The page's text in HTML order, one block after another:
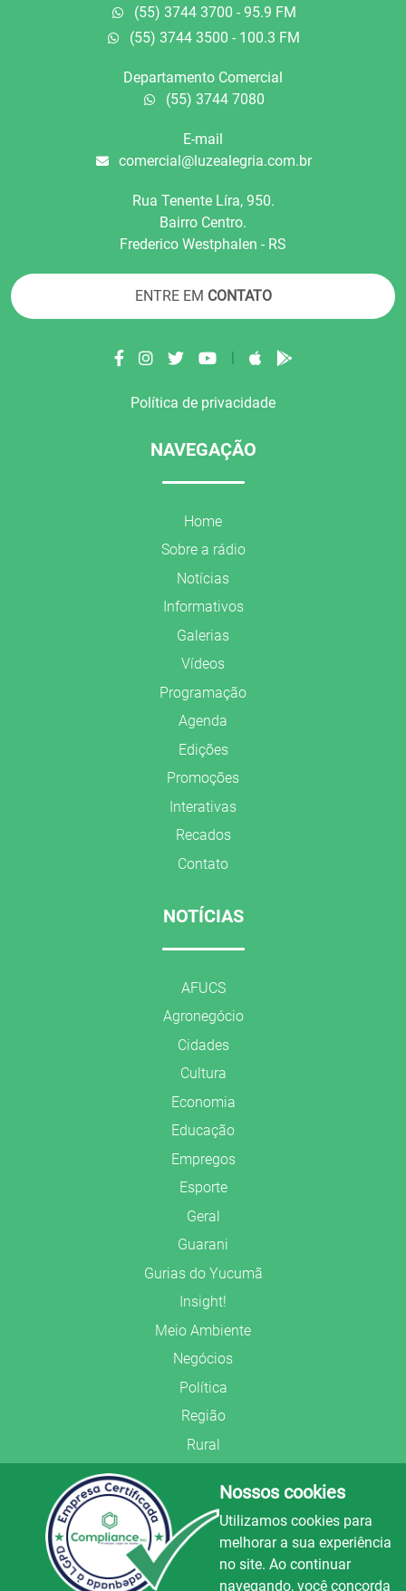
(55) 3744 3700 - 95.9 FM
(55) 3744 3500 - 100.3 FM
Departamento Comercial
(55) 3744 7080
E-mail
comercial@luzealegria.com.br
Rua Tenente Líra, 950.
Bairro Centro.
Frederico Westphalen - RS
ENTRE EM CONTATO
Política de privacidade
NAVEGAÇÃO
Home
Sobre a rádio
Notícias
Informativos
Galerias
Vídeos
Programação
Agenda
Edições
Promoções
Interativas
Recados
Contato
NOTÍCIAS
AFUCS
Agronegócio
Cidades
Cultura
Economia
Educação
Empregos
Esporte
Geral
Guarani
Gurias do Yucumã
Insight!
Meio Ambiente
Negócios
Política
Região
Rural
Segurança Pública
União Frederiquense
Nossos cookies
Utilizamos cookies para
melhorar a sua experiência
no site. Ao continuar
navegando, você concorda